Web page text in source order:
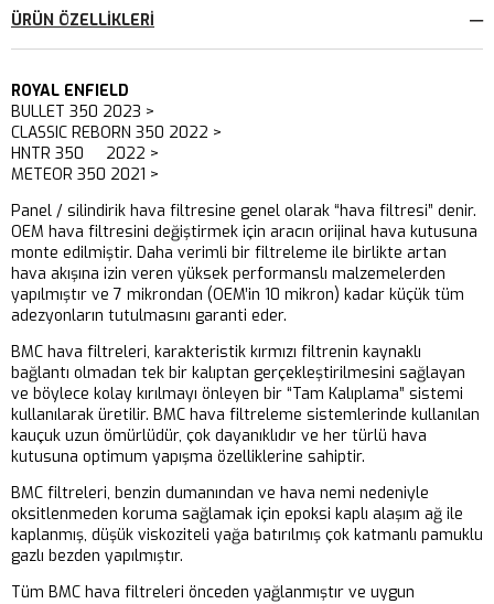
ÜRÜN ÖZELLIKLERI
ROYAL ENFIELD
BULLET 350 2023 >
CLASSIC REBORN 350 2022 >
HNTR 350 2022 >
METEOR 350 2021 >
Panel / silindirik hava filtresine genel olarak “hava filtresi” denir.
OEM hava filtresini değiştirmek için aracın orijinal hava kutusuna
monte edilmiştir. Daha verimli bir filtreleme ile birlikte artan
hava akışına izin veren yüksek performanslı malzemelerden
yapılmıştır ve 7 mikrondan (OEM’in 10 mikron) kadar küçük tüm
adezyonların tutulmasını garanti eder.
BMC hava filtreleri, karakteristik kırmızı filtrenin kaynaklı
bağlantı olmadan tek bir kalıptan gerçekleştirilmesini sağlayan
ve böylece kolay kırılmayı önleyen bir “Tam Kalıplama” sistemi
kullanılarak üretilir. BMC hava filtreleme sistemlerinde kullanılan
kauçuk uzun ömürlüdür, çok dayanıklıdır ve her türlü hava
kutusuna optimum yapışma özelliklerine sahiptir.
BMC filtreleri, benzin dumanından ve hava nemi nedeniyle
oksitlenmeden koruma sağlamak için epoksi kaplı alaşım ağ ile
kaplanmış, düşük viskoziteli yağa batırılmış çok katmanlı pamuklu
gazlı bezden yapılmıştır.
Tüm BMC hava filtreleri önceden yağlanmıştır ve uygun